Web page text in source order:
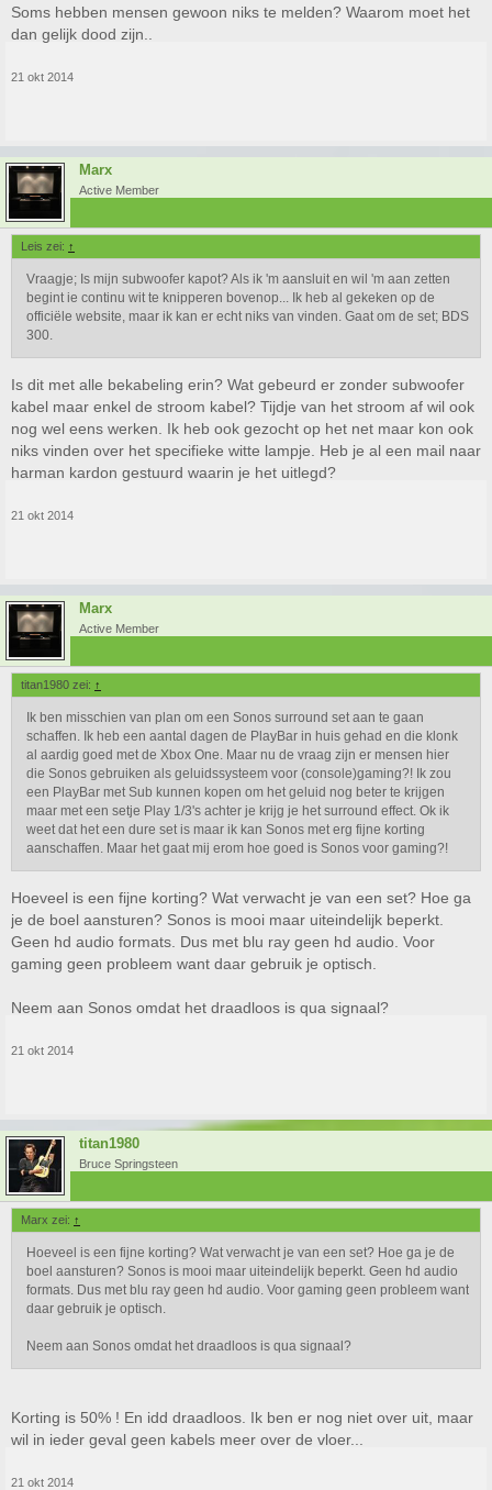
Soms hebben mensen gewoon niks te melden? Waarom moet het
dan gelijk dood zijn..
21 okt 2014
Marx
Active Member
Leis zei: ↑
Vraagje; Is mijn subwoofer kapot? Als ik 'm aansluit en wil 'm aan zetten
begint ie continu wit te knipperen bovenop... Ik heb al gekeken op de
officiële website, maar ik kan er echt niks van vinden. Gaat om de set; BDS
300.
Is dit met alle bekabeling erin? Wat gebeurd er zonder subwoofer
kabel maar enkel de stroom kabel? Tijdje van het stroom af wil ook
nog wel eens werken. Ik heb ook gezocht op het net maar kon ook
niks vinden over het specifieke witte lampje. Heb je al een mail naar
harman kardon gestuurd waarin je het uitlegd?
21 okt 2014
Marx
Active Member
titan1980 zei: ↑
Ik ben misschien van plan om een Sonos surround set aan te gaan
schaffen. Ik heb een aantal dagen de PlayBar in huis gehad en die klonk
al aardig goed met de Xbox One. Maar nu de vraag zijn er mensen hier
die Sonos gebruiken als geluidssysteem voor (console)gaming?! Ik zou
een PlayBar met Sub kunnen kopen om het geluid nog beter te krijgen
maar met een setje Play 1/3's achter je krijg je het surround effect. Ok ik
weet dat het een dure set is maar ik kan Sonos met erg fijne korting
aanschaffen. Maar het gaat mij erom hoe goed is Sonos voor gaming?!
Hoeveel is een fijne korting? Wat verwacht je van een set? Hoe ga
je de boel aansturen? Sonos is mooi maar uiteindelijk beperkt.
Geen hd audio formats. Dus met blu ray geen hd audio. Voor
gaming geen probleem want daar gebruik je optisch.
Neem aan Sonos omdat het draadloos is qua signaal?
21 okt 2014
titan1980
Bruce Springsteen
Marx zei: ↑
Hoeveel is een fijne korting? Wat verwacht je van een set? Hoe ga je de
boel aansturen? Sonos is mooi maar uiteindelijk beperkt. Geen hd audio
formats. Dus met blu ray geen hd audio. Voor gaming geen probleem want
daar gebruik je optisch.
Neem aan Sonos omdat het draadloos is qua signaal?
Korting is 50% ! En idd draadloos. Ik ben er nog niet over uit, maar
wil in ieder geval geen kabels meer over de vloer...
21 okt 2014